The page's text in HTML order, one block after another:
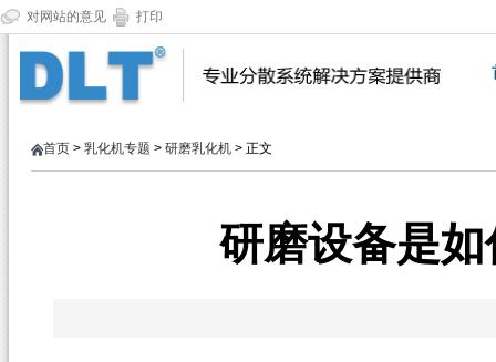
对网站的意见 打印
首页 > 乳化机专题 > 研磨乳化机 > 正文
研磨设备是